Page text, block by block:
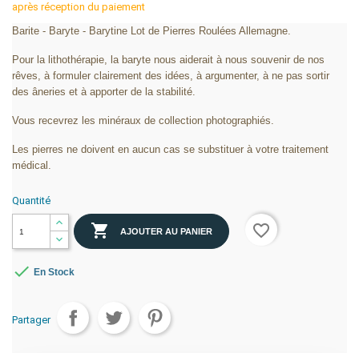
après réception du paiement
Barite - Baryte - Barytine Lot de Pierres Roulées Allemagne.
Pour la lithothérapie, la baryte nous aiderait à nous souvenir de nos
rêves, à formuler clairement des idées, à argumenter, à ne pas sortir
des âneries et à apporter de la stabilité.
Vous recevrez les minéraux de collection photographiés.
Les pierres ne doivent en aucun cas se substituer à votre traitement
médical.
Quantité
 AJOUTER AU PANIER favorite_border
 En Stock
Partager